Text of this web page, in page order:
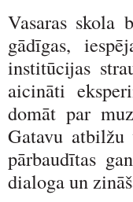
Vasaras skola
gādīgas,
institūcijas
aicināti
domāt par
Gatavu atbilžu
pārbaudītas
dialoga un